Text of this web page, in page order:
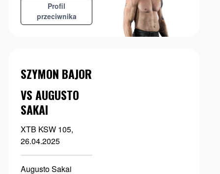
Profil
przeciwnika
SZYMON BAJOR
VS AUGUSTO
SAKAI
XTB KSW 105,
26.04.2025
Augusto Sakai